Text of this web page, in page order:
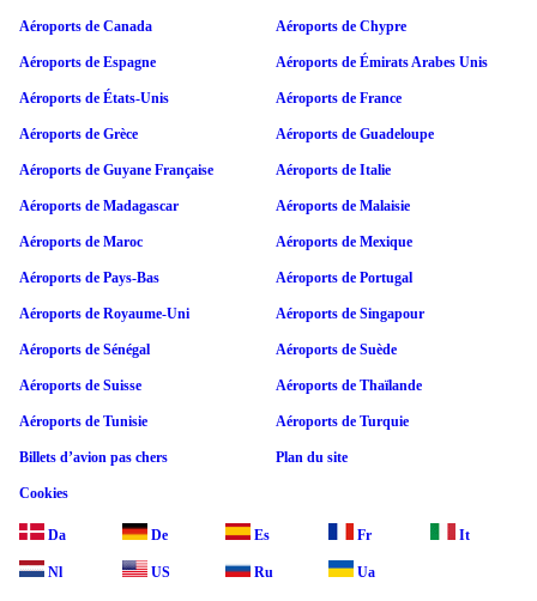
Aéroports de Canada Aéroports de Chypre
Aéroports de Espagne Aéroports de Émirats Arabes Unis
Aéroports de États-Unis Aéroports de France
Aéroports de Grèce Aéroports de Guadeloupe
Aéroports de Guyane Française Aéroports de Italie
Aéroports de Madagascar Aéroports de Malaisie
Aéroports de Maroc Aéroports de Mexique
Aéroports de Pays-Bas Aéroports de Portugal
Aéroports de Royaume-Uni Aéroports de Singapour
Aéroports de Sénégal Aéroports de Suède
Aéroports de Suisse Aéroports de Thaïlande
Aéroports de Tunisie Aéroports de Turquie
Billets d’avion pas chers Plan du site
Cookies
Da De Es Fr It
Nl US Ru Ua